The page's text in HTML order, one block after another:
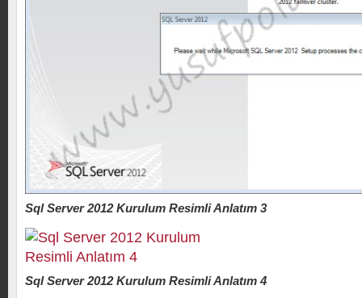
Sql Server 2012 Kurulum Resimli Anlatım 3
Sql Server 2012 Kurulum Resimli Anlatım 4